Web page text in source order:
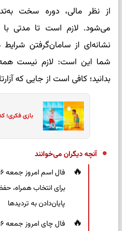
از نظر مالی، دوره سخت
می‌شود. لازم است تا مدتی با
نشانه‌ای از سامان‌گرفتن
شما این است: لازم نیست
بدانید؛ کافی است از جایی که
بازی فکری؛
آنچه دیگران می‌خوانند
برای انتخاب همراه،
پایان‌دادن به تردیدها